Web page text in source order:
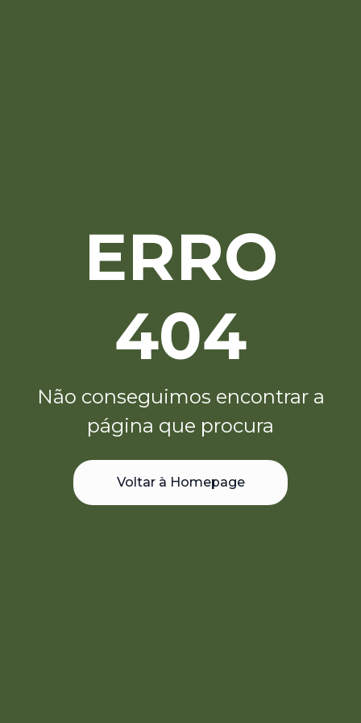
ERRO
404
Não conseguimos encontrar a
página que procura
Voltar à Homepage